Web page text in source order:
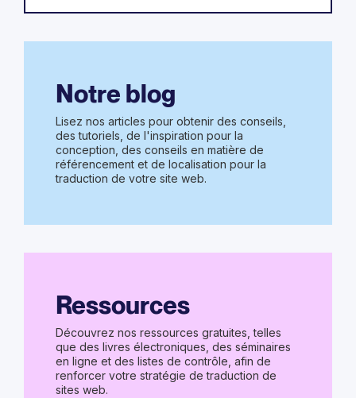
Notre blog
Lisez nos articles pour obtenir des conseils,
des tutoriels, de l'inspiration pour la
conception, des conseils en matière de
référencement et de localisation pour la
traduction de votre site web.
Ressources
Découvrez nos ressources gratuites, telles
que des livres électroniques, des séminaires
en ligne et des listes de contrôle, afin de
renforcer votre stratégie de traduction de
sites web.